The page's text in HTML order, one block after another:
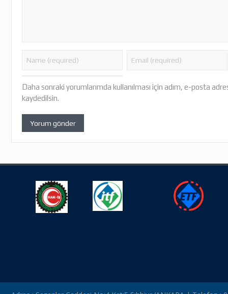
Daha sonraki yorumlarımda kullanılması için adım, e-posta
kaydedilsin.